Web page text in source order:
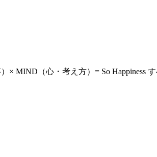
× MIND（心・考え方）= So Happiness